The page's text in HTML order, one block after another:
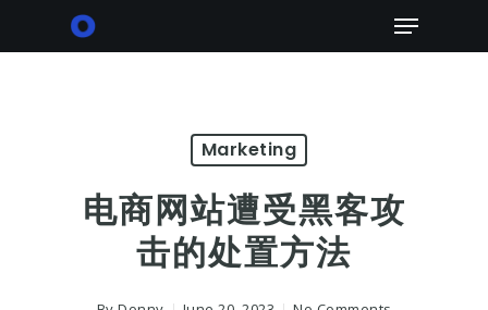
Menu
Marketing
电商网站遭受黑客攻
击的处置方法